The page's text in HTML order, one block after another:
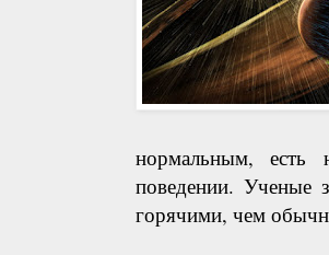
нормальным, есть
поведении. Ученые
горячими, чем